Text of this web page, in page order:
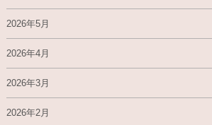
2026年5月
2026年4月
2026年3月
2026年2月